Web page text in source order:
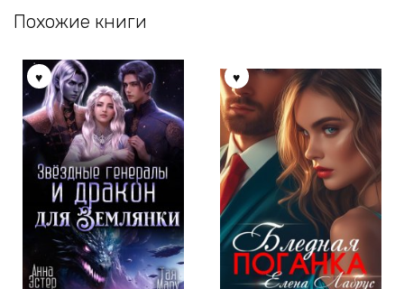
Похожие книги